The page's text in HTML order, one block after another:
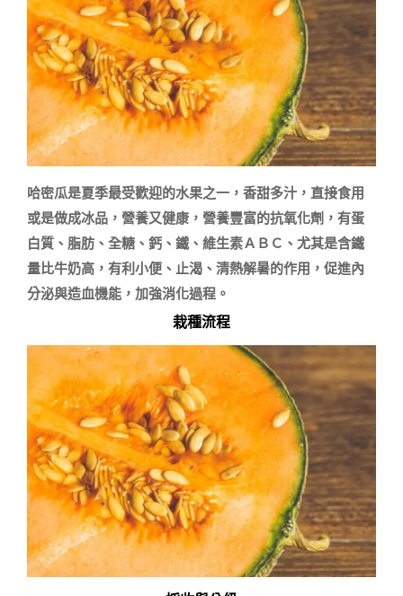
哈密瓜是夏季最受歡迎的水果之一，香甜多汁，直接食用
或是做成冰品，營養又健康，營養豐富的抗氧化劑，有蛋
白質、脂肪、全糖、鈣、鐵、維生素ＡＢＣ、尤其是含鐵
量比牛奶高，有利小便、止渴、清熱解暑的作用，促進內
栽種流程